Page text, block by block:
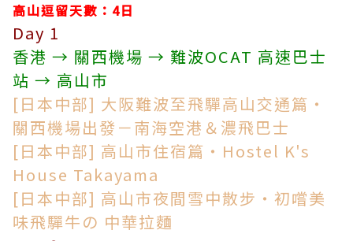
高山逗留天數：4日
Day 1
香港 → 關西機場 → 難波OCAT 高速巴士
站 → 高山市
[日本中部] 大阪難波至飛驒高山交通篇・
關西機場出發－南海空港＆濃飛巴士
[日本中部] 高山市住宿篇・Hostel K's
House Takayama
[日本中部] 高山市夜間雪中散步・初嚐美
味飛驒牛の 中華拉麵